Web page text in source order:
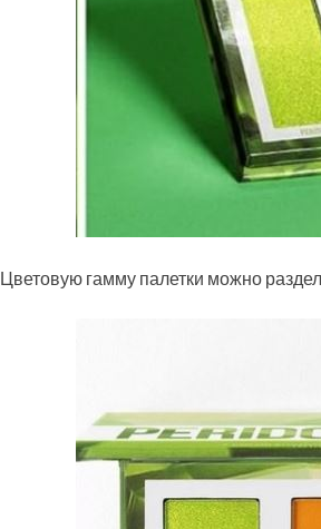
Цветовую гамму палетки можно